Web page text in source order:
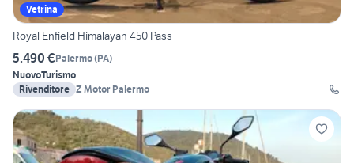
Vetrina
Royal Enfield Himalayan 450 Pass
5.490 €Palermo(PA)
NuovoTurismo
Rivenditore Z Motor Palermo